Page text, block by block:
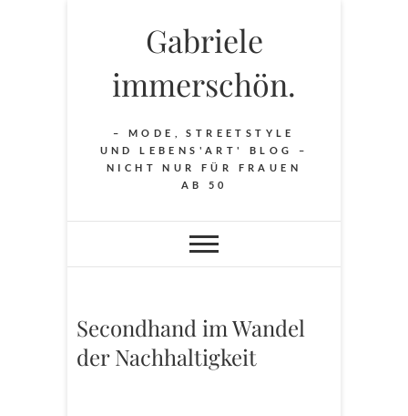
Gabriele
immerschön.
– MODE, STREETSTYLE
UND LEBENS'ART' BLOG –
NICHT NUR FÜR FRAUEN
AB 50
Secondhand im Wandel
der Nachhaltigkeit